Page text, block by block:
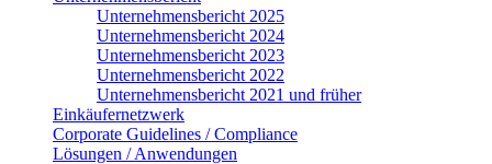
Unternehmensbericht 2025
Unternehmensbericht 2024
Unternehmensbericht 2023
Unternehmensbericht 2022
Unternehmensbericht 2021 und früher
Einkäufernetzwerk
Corporate Guidelines / Compliance
Lösungen / Anwendungen